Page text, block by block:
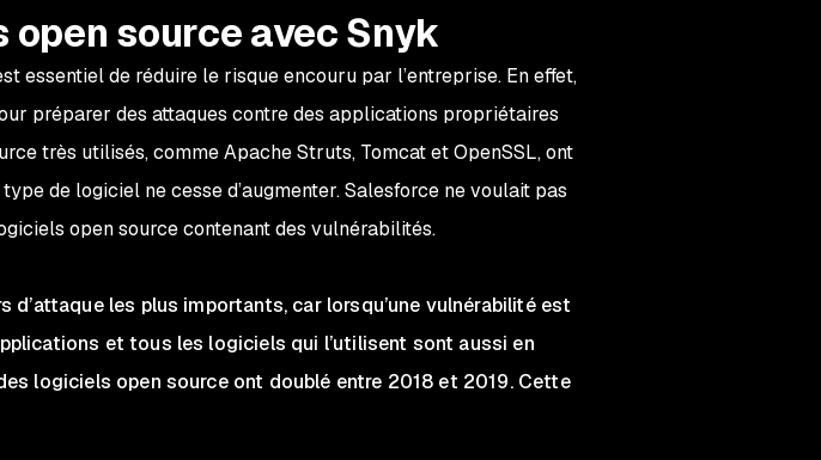
source avec Snyk
essentiel de réduire le risque encouru par l’entreprise. En effet,
préparer des attaques contre des applications propriétaires
très utilisés, comme Apache Struts, Tomcat et OpenSSL, ont
de logiciel ne cesse d’augmenter. Salesforce ne voulait pas
open source contenant des vulnérabilités.
les plus importants, car lorsqu’une vulnérabilité est
et tous les logiciels qui l’utilisent sont aussi en
logiciels open source ont doublé entre 2018 et 2019. Cette